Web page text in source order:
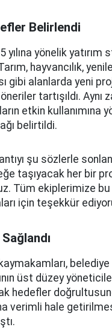
Belirlendi
yılına yönelik
hayvancılık,
gibi alanlarda yeni
tartışıldı. Aynı
etkin kullanımına
belirtildi.
şu sözlerle
taşıyacak her bir
Tüm ekiplerimize
için teşekkür
belediye
üst düzey
hedefler
verimli hale